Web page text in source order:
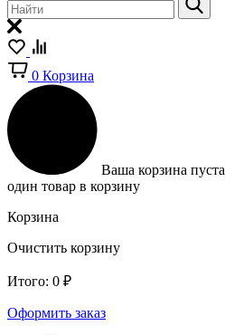
0 Корзина
Ваша корзина пуста
один товар в корзину
Корзина
Очистить корзину
Итого: 0 ₽
Оформить заказ